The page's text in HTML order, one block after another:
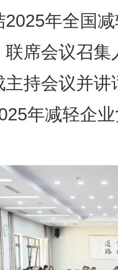
2025年全国
联席会议召
主持会议并
年减轻企